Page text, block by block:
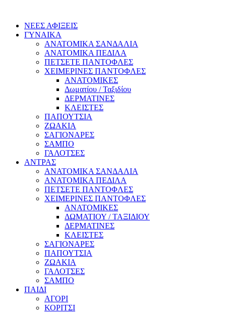
ΝΕΕΣ ΑΦΙΞΕΙΣ
ΓΥΝΑΙΚΑ
ΑΝΑΤΟΜΙΚΑ ΣΑΝΔΑΛΙΑ
ΑΝΑΤΟΜΙΚΑ ΠΕΔΙΛΑ
ΠΕΤΣΕΤΕ ΠΑΝΤΟΦΛΕΣ
ΧΕΙΜΕΡΙΝΕΣ ΠΑΝΤΟΦΛΕΣ
ΑΝΑΤΟΜΙΚΕΣ
Δωματίου / Ταξιδίου
ΔΕΡΜΑΤΙΝΕΣ
ΚΛΕΙΣΤΕΣ
ΠΑΠΟΥΤΣΙΑ
ΖΩΑΚΙΑ
ΣΑΓΙΟΝΑΡΕΣ
ΣΑΜΠΟ
ΓΑΛΟΤΣΕΣ
ΑΝΤΡΑΣ
ΑΝΑΤΟΜΙΚΑ ΣΑΝΔΑΛΙΑ
ΑΝΑΤΟΜΙΚΑ ΠΕΔΙΛΑ
ΠΕΤΣΕΤΕ ΠΑΝΤΟΦΛΕΣ
ΧΕΙΜΕΡΙΝΕΣ ΠΑΝΤΟΦΛΕΣ
ΑΝΑΤΟΜΙΚΕΣ
ΔΩΜΑΤΙΟΥ / ΤΑΞΙΔΙΟΥ
ΔΕΡΜΑΤΙΝΕΣ
ΚΛΕΙΣΤΕΣ
ΣΑΓΙΟΝΑΡΕΣ
ΠΑΠΟΥΤΣΙΑ
ΖΩΑΚΙΑ
ΓΑΛΟΤΣΕΣ
ΣΑΜΠΟ
ΠΑΙΔΙ
ΑΓΟΡΙ
ΚΟΡΙΤΣΙ